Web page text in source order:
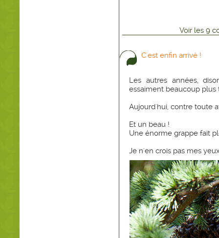
Voir les 9
C'est enfin arrivé !
Les autres années,
essaiment beaucoup plus
Aujourd'hui, contre toute
Et un beau !
Une énorme grappe fait
Je n'en crois pas mes